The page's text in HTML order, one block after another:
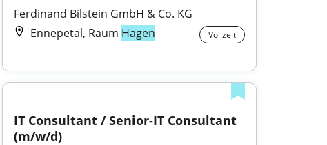
Ferdinand Bilstein GmbH & Co. KG
Ennepetal, Raum Hagen Vollzeit
IT Consultant / Senior-IT Consultant
(m/w/d)